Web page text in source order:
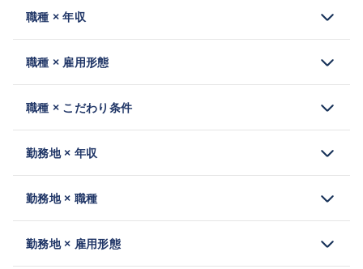
職種 × 年収
職種 × 雇用形態
職種 × こだわり条件
勤務地 × 年収
勤務地 × 職種
勤務地 × 雇用形態